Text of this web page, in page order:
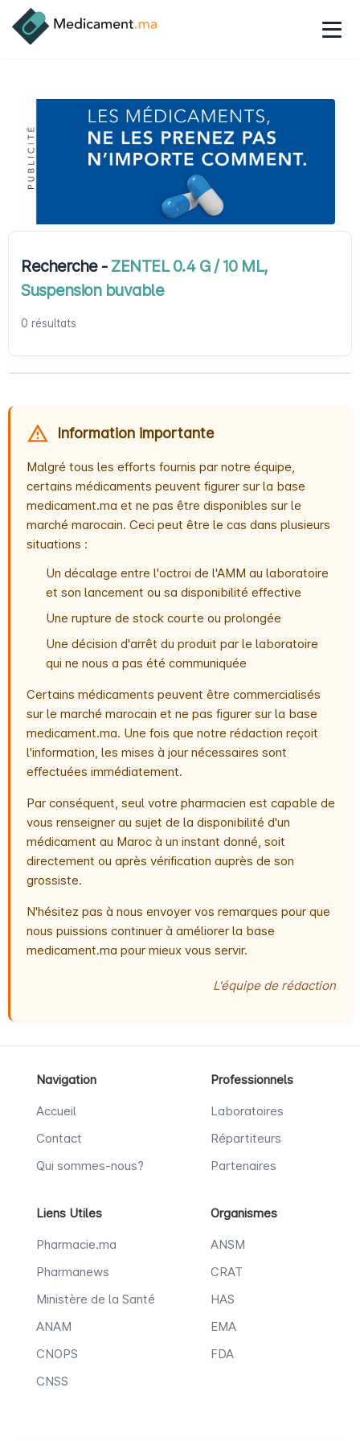
Recherche - ZENTEL 0.4 G / 10 ML,
Suspension buvable
0 résultats
Information importante
Malgré tous les efforts fournis par notre équipe,
certains médicaments peuvent figurer sur la base
medicament.ma et ne pas être disponibles sur le
marché marocain. Ceci peut être le cas dans plusieurs
situations :
Un décalage entre l'octroi de l'AMM au laboratoire
et son lancement ou sa disponibilité effective
Une rupture de stock courte ou prolongée
Une décision d'arrêt du produit par le laboratoire
qui ne nous a pas été communiquée
Certains médicaments peuvent être commercialisés
sur le marché marocain et ne pas figurer sur la base
medicament.ma. Une fois que notre rédaction reçoit
l'information, les mises à jour nécessaires sont
effectuées immédiatement.
Par conséquent, seul votre pharmacien est capable de
vous renseigner au sujet de la disponibilité d'un
médicament au Maroc à un instant donné, soit
directement ou après vérification auprès de son
grossiste.
N'hésitez pas à nous envoyer vos remarques pour que
nous puissions continuer à améliorer la base
medicament.ma pour mieux vous servir.
L'équipe de rédaction
Navigation
Accueil
Contact
Qui sommes-nous?
Professionnels
Laboratoires
Répartiteurs
Partenaires
Liens Utiles
Pharmacie.ma
Pharmanews
Ministère de la Santé
ANAM
CNOPS
CNSS
Organismes
ANSM
CRAT
HAS
EMA
FDA